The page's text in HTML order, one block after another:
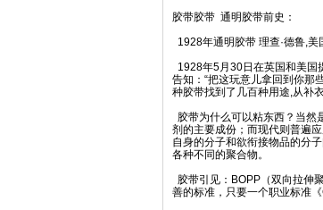
胶带胶带 通明胶带前史：
1928年通明胶带 理查·德鲁,
1928年5月30日在英国和美国
告知：“把这玩意儿拿回到你那
种胶带找到了几百种用途,从补
胶带为什么可以粘东西？当然
剂的主要成份；而现代则普遍
自身的分子和欲衔接物品的分
各种不同的聚合物。
胶带引见：BOPP（双向拉伸
善的标准，只要一个职业标准